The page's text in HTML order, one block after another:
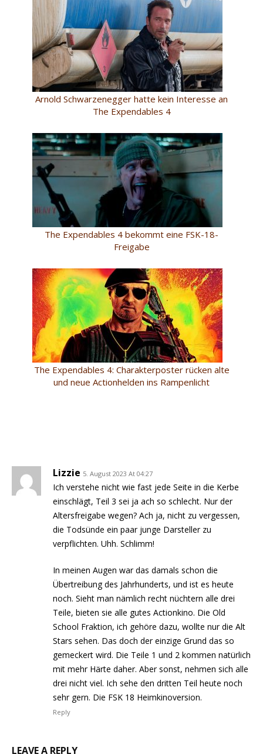
Arnold Schwarzenegger hatte kein Interesse an
The Expendables 4
The Expendables 4 bekommt eine FSK-18-
Freigabe
The Expendables 4: Charakterposter rücken alte
und neue Actionhelden ins Rampenlicht
Lizzie 5. August 2023 At 04:27
Ich verstehe nicht wie fast jede Seite in die Kerbe
einschlägt, Teil 3 sei ja ach so schlecht. Nur der
Altersfreigabe wegen? Ach ja, nicht zu vergessen,
die Todsünde ein paar junge Darsteller zu
verpflichten. Uhh. Schlimm!
In meinen Augen war das damals schon die
Übertreibung des Jahrhunderts, und ist es heute
noch. Sieht man nämlich recht nüchtern alle drei
Teile, bieten sie alle gutes Actionkino. Die Old
School Fraktion, ich gehöre dazu, wollte nur die Alt
Stars sehen. Das doch der einzige Grund das so
gemeckert wird. Die Teile 1 und 2 kommen natürlich
mit mehr Härte daher. Aber sonst, nehmen sich alle
drei nicht viel. Ich sehe den dritten Teil heute noch
sehr gern. Die FSK 18 Heimkinoversion.
Reply
LEAVE A REPLY